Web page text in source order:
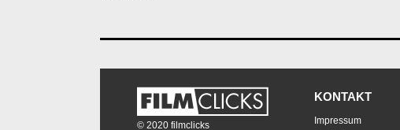
© 2020 filmclicks
KONTAKT
Impressum